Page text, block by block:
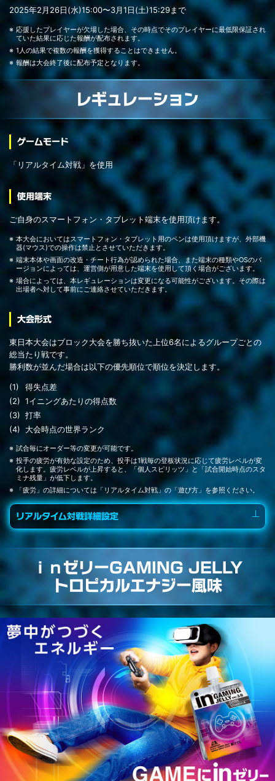
2025年2月26日(水)15:00〜3月1日(土)15:29まで
応援したプレイヤーが欠場した場合、その時点でそのプレイヤーに最低限保証され
ていた結果に応じた報酬が配布されます。
1人の結果で複数の報酬を獲得することはできません。
報酬は大会終了後に配布予定となります。
レギュレーション
ゲームモード
「リアルタイム対戦」を使用
使用端末
ご自身のスマートフォン・タブレット端末を使用頂けます。
本大会においてはスマートフォン・タブレット用のペンは使用頂けますが、外部機
器(マウス)での操作は禁止とさせていただきます。
端末本体や画面の改造・チート行為が認められた場合、また端末の種類やOSのバ
ージョンによっては、運営側が用意した端末を使用して頂く場合がございます。
場合によっては、本レギュレーションは変更になる可能性がございます。その際は
出場者へ対して事前にご連絡させていただきます。
大会形式
東日本大会はブロック大会を勝ち抜いた上位6名によるグループごとの
総当たり戦です。
勝利数が並んだ場合は以下の優先順位で順位を決定します。
得失点差
1イニングあたりの得点数
打率
大会時点の世界ランク
試合毎にオーダー等の変更が可能です。
投手の疲労が有効な設定のため、投手は1戦毎の登板状況に応じて疲労レベルが変
化します。疲労レベルが上昇すると、「個人スピリッツ」と「試合開始時点のスタ
ミナ残量」が低下します。
「疲労」の詳細については「リアルタイム対戦」の「遊び方」を参照ください。
リアルタイム対戦詳細設定
ｉｎゼリーGAMING JELLY
トロピカルエナジー風味